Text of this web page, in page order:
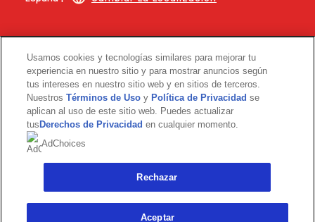
Esta web no está dirigida a consumidores de fuera de
España.
© 2026 Copyright | The Magnum Ice Cream Company.
Usamos cookies y tecnologías similares para mejorar tu
experiencia en nuestro sitio y para mostrar anuncios según
tus intereses en nuestro sitio web y en sitios de terceros.
NuestrosTérminos de Uso y Política de Privacidadse
aplican al uso de este sitio web. Puedes actualizar
tus Derechos de Privacidad en cualquier momento.
AdChoices
Rechazar
Aceptar